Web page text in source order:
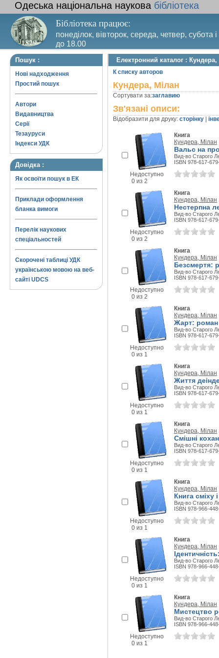
Одеська національна наукова бібліотека
Бібліотека працює:
понеділок, вівторок, середа, четвер, субота
до 18.00
Вихідний день – п’ятниця. Останній четвер
Пошук :
Нові надходження
Простий пошук
Автори
Видавництва
Серії
Тезауруси
Індекси УДК
Довідка :
Як освоїти пошук в ЕК
Приклади оформлення
бланка вимоги
Перелік наукових
спеціальностей
Скорочені таблиці УДК
українською мовою на веб-
сайті UDCS
Електронний каталог :
К списку авторов
Кундера, Мілан
Сортувати за:заглавию
Зв'язані описи:
Відобразити для друку: сторінку
Недоступно
0 из 2
Книга
Кундера, Мілан
Вальс на
Вид-во Старого
ISBN 978-617-
Недоступно
0 из 2
Книга
Кундера, Мілан
Нестерпна
Вид-во Старого
ISBN 978-617-
Недоступно
0 из 2
Книга
Кундера, Мілан
Безсмертя:
Вид-во Старого
ISBN 978-617-
Недоступно
0 из 1
Книга
Кундера, Мілан
Жарт: роман
Вид-во Старого
ISBN 978-617-
Недоступно
0 из 1
Книга
Кундера, Мілан
Життя
Вид-во Старого
ISBN 978-617-
Недоступно
0 из 1
Книга
Кундера, Мілан
Смішні
Вид-во Старого
ISBN 978-617-
Недоступно
0 из 1
Книга
Кундера, Мілан
Книга сміху
Вид-во Старого
ISBN 978-966-
Недоступно
0 из 1
Книга
Кундера, Мілан
Вид-во Старого
ISBN 978-966-
Недоступно
0 из 1
Книга
Кундера, Мілан
Мистецтво
Вид-во Старого
ISBN 978-966-